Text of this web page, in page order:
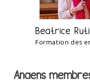
Beatrice
Formation des
Anciens